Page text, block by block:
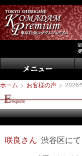
ホーム > お客様の声 > 2026
咲良さん 渋谷区に